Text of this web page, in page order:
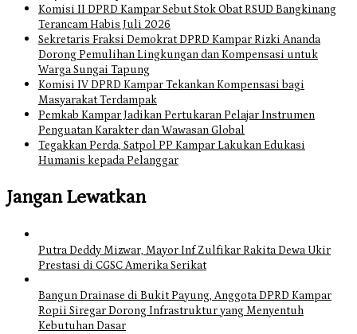
Komisi II DPRD Kampar Sebut Stok Obat RSUD Bangkinang
Terancam Habis Juli 2026
Sekretaris Fraksi Demokrat DPRD Kampar Rizki Ananda
Dorong Pemulihan Lingkungan dan Kompensasi untuk
Warga Sungai Tapung
Komisi IV DPRD Kampar Tekankan Kompensasi bagi
Masyarakat Terdampak
Pemkab Kampar Jadikan Pertukaran Pelajar Instrumen
Penguatan Karakter dan Wawasan Global
Tegakkan Perda, Satpol PP Kampar Lakukan Edukasi
Humanis kepada Pelanggar
Jangan Lewatkan
Putra Deddy Mizwar, Mayor Inf Zulfikar Rakita Dewa Ukir
Prestasi di CGSC Amerika Serikat
Bangun Drainase di Bukit Payung, Anggota DPRD Kampar
Ropii Siregar Dorong Infrastruktur yang Menyentuh
Kebutuhan Dasar